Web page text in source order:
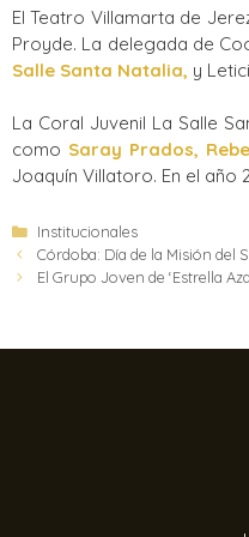
El Teatro Villamarta de
Proyde. La delegada de
Salle Santa Natalia, y
La Coral Juvenil La Salle
como Saray Prados,
Joaquín Villatoro. En el año
Institucionales
Córdoba: Día de la Misión del
El Grupo Joven de ‘Estrella